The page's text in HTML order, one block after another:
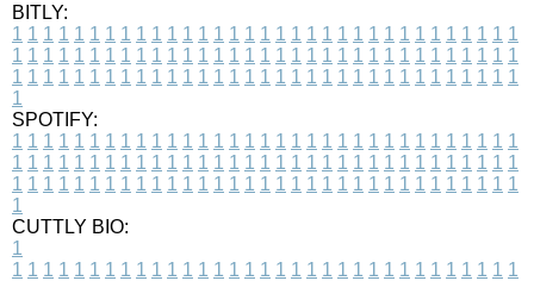
BITLY:
1 1 1 1 1 1 1 1 1 1 1 1 1 1 1 1 1 1 1 1 1 1 1 1 1 1 1 1 1 1 1 1 1
1 1 1 1 1 1 1 1 1 1 1 1 1 1 1 1 1 1 1 1 1 1 1 1 1 1 1 1 1 1 1 1 1
1 1 1 1 1 1 1 1 1 1 1 1 1 1 1 1 1 1 1 1 1 1 1 1 1 1 1 1 1 1 1 1 1
1
SPOTIFY:
1 1 1 1 1 1 1 1 1 1 1 1 1 1 1 1 1 1 1 1 1 1 1 1 1 1 1 1 1 1 1 1 1
1 1 1 1 1 1 1 1 1 1 1 1 1 1 1 1 1 1 1 1 1 1 1 1 1 1 1 1 1 1 1 1 1
1 1 1 1 1 1 1 1 1 1 1 1 1 1 1 1 1 1 1 1 1 1 1 1 1 1 1 1 1 1 1 1 1
1
CUTTLY BIO:
1
1 1 1 1 1 1 1 1 1 1 1 1 1 1 1 1 1 1 1 1 1 1 1 1 1 1 1 1 1 1 1 1 1